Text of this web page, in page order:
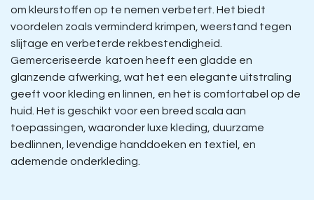
om kleurstoffen op te nemen verbetert. Het biedt
voordelen zoals verminderd krimpen, weerstand tegen
slijtage en verbeterde rekbestendigheid.
Gemerceriseerde katoen heeft een gladde en
glanzende afwerking, wat het een elegante uitstraling
geeft voor kleding en linnen, en het is comfortabel op de
huid. Het is geschikt voor een breed scala aan
toepassingen, waaronder luxe kleding, duurzame
bedlinnen, levendige handdoeken en textiel, en
ademende onderkleding.